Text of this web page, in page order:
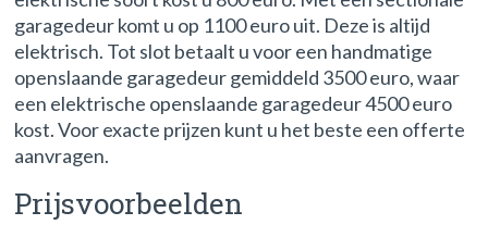
garagedeur komt u op 1100 euro uit. Deze is altijd
elektrisch. Tot slot betaalt u voor een handmatige
openslaande garagedeur gemiddeld 3500 euro, waar
een elektrische openslaande garagedeur 4500 euro
kost. Voor exacte prijzen kunt u het beste een offerte
aanvragen.
Prijsvoorbeelden